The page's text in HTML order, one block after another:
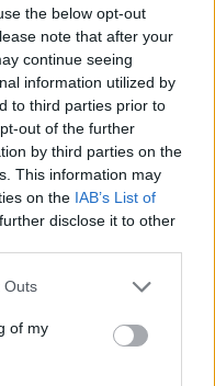
the below opt-out
note that after your
continue seeing
information utilized by
to third parties prior to
out of the further
by third parties on the
This information may
on the IAB’s List of
disclose it to other
one or more Google
You may click to
its third-party tags to
in below Google
Outs
of my